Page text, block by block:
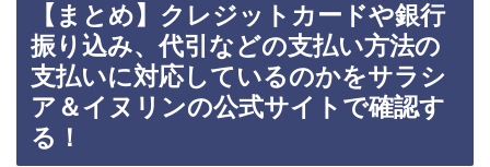
【まとめ】クレジットカードや銀行
振り込み、代引などの支払い方法の
支払いに対応しているのかをサラシ
ア＆イヌリンの公式サイトで確認す
る！